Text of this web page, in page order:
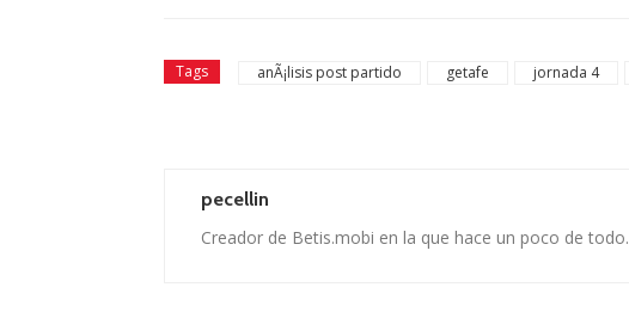
Tags anÃ¡lisis post partido getafe jornada 4
pecellin
Creador de Betis.mobi en la que hace un poco de todo.